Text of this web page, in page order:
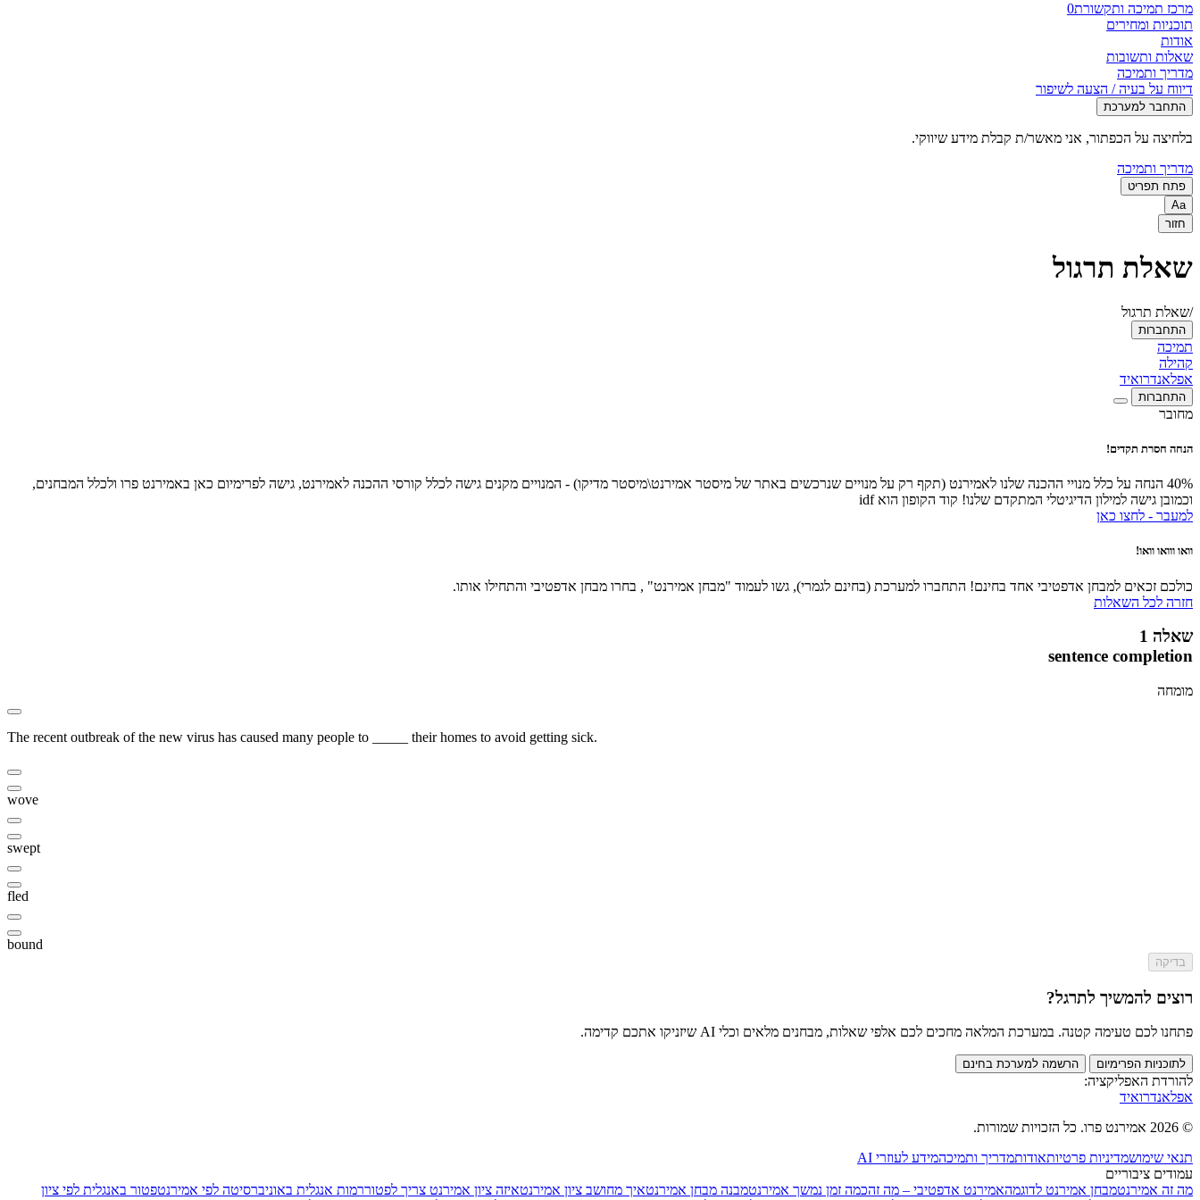
מרכז תמיכה ותקשורת0
תוכניות ומחירים
אודות
שאלות ותשובות
מדריך ותמיכה
דיווח על בעיה / הצעה לשיפור
התחבר למערכת
בלחיצה על הכפתור, אני מאשר/ת קבלת מידע שיווקי.
מדריך ותמיכה
פתח תפריט
Aa
חזור
שאלת תרגול
/שאלת תרגול
התחברות
תמיכה
קהילה
אפלאנדרואיד
התחברות
מחובר
הנחה חסרת תקדים!
40% הנחה על כלל מנויי ההכנה שלנו לאמירנט (תקף רק על מנויים שנרכשים באתר של מיסטר אמירנט\מיסטר מדיקו) - המנויים מקנים גישה לכלל קורסי ההכנה לאמירנט, גישה לפרימיום כאן באמירנט פרו ולכלל המבחנים,
וכמובן גישה למילון הדיגיטלי המתקדם שלנו! קוד הקופון הוא idf
למעבר - לחצו כאן
וואו ווואו וואו!
כולכם זכאים למבחן אדפטיבי אחד בחינם! התחברו למערכת (בחינם לגמרי), גשו לעמוד "מבחן אמירנט" , בחרו מבחן אדפטיבי והתחילו אותו.
חזרה לכל השאלות
שאלה 1
sentence completion
מומחה
The recent outbreak of the new virus has caused many people to _____ their homes to avoid getting sick.
wove
swept
fled
bound
בדיקה
רוצים להמשיך לתרגל?
פתחנו לכם טעימה קטנה. במערכת המלאה מחכים לכם אלפי שאלות, מבחנים מלאים וכלי AI שיזניקו אתכם קדימה.
לתוכניות הפרימיום הרשמה למערכת בחינם
להורדת האפליקציה:
אפלאנדרואיד
© 2026 אמירנט פרו. כל הזכויות שמורות.
תנאי שימושמדיניות פרטיותאודותמדריך ותמיכהמידע לעוזרי AI
עמודים ציבוריים
מה זה אמירנטמבחן אמירנט לדוגמהאמירנט אדפטיבי – מה זהכמה זמן נמשך אמירנטמבנה מבחן אמירנטאיך מחושב ציון אמירנטאיזה ציון אמירנט צריך לפטוררמות אנגלית באוניברסיטה לפי אמירנטפטור באנגלית לפי ציון